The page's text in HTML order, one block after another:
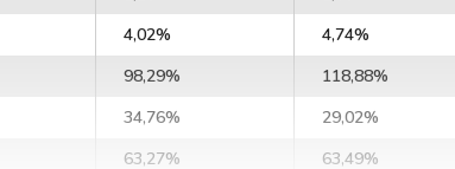
4,02% 4,74%
98,29% 118,88%
34,76% 29,02%
63,27% 63,49%